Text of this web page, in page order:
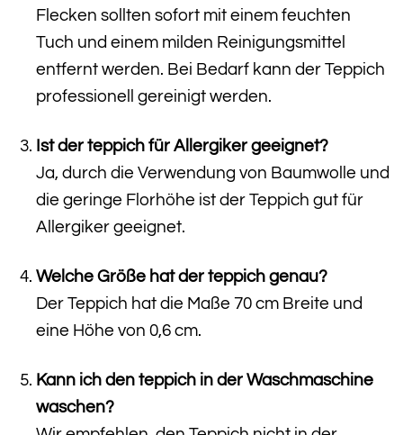
Flecken sollten sofort mit einem feuchten
Tuch und einem milden Reinigungsmittel
entfernt werden. Bei Bedarf kann der Teppich
professionell gereinigt werden.
Ist der teppich für Allergiker geeignet?
Ja, durch die Verwendung von Baumwolle und
die geringe Florhöhe ist der Teppich gut für
Allergiker geeignet.
Welche Größe hat der teppich genau?
Der Teppich hat die Maße 70 cm Breite und
eine Höhe von 0,6 cm.
Kann ich den teppich in der Waschmaschine
waschen?